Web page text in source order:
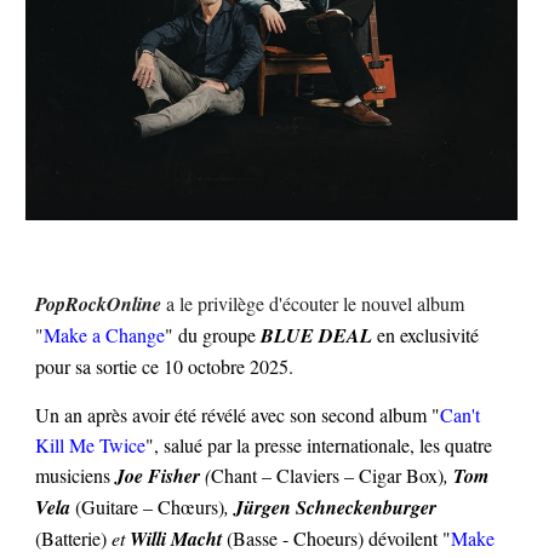
PopRockOnlinea le privilège d'écouter le nouvel album
"Make a Change" du groupeBLUE DEALen exclusivité
pour sa sortie ce 10 octobre 2025.
Un an après avoir été révélé avec son second album "Can't
Kill Me Twice", salué par la presse internationale, les quatre
musiciens Joe Fisher(Chant – Claviers – Cigar Box), Tom
Vela(Guitare – Chœurs), Jürgen Schneckenburger
(Batterie)etWilli Macht(Basse - Choeurs)dévoilent "Make